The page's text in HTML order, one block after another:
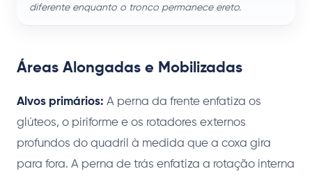
diferente enquanto o tronco permanece ereto.
Áreas Alongadas e Mobilizadas
Alvos primários: A perna da frente enfatiza os
glúteos, o piriforme e os rotadores externos
profundos do quadril à medida que a coxa gira
para fora. A perna de trás enfatiza a rotação interna